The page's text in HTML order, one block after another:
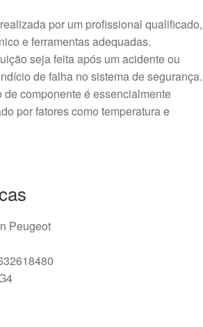
por um profissional qualificado,
e ferramentas adequadas.
seja feita após um acidente ou
de falha no sistema de segurança.
componente é essencialmente
por fatores como temperatura e
Peugeot